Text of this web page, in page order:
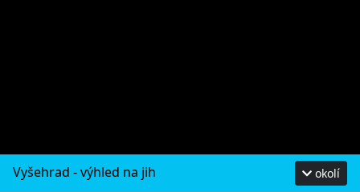
Vyšehrad - výhled na jih okolí